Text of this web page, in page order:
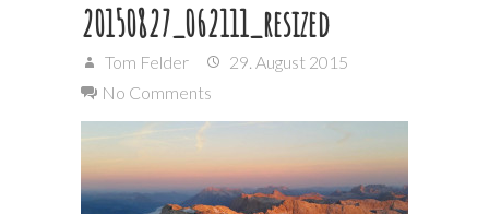
20150827_062111_resized
Tom Felder
29. August 2015
No Comments